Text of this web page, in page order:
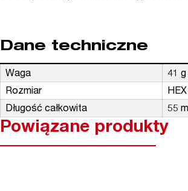
Dane techniczne
Waga
41 g
Rozmiar
Długość całkowita
55
Powiązane produkty